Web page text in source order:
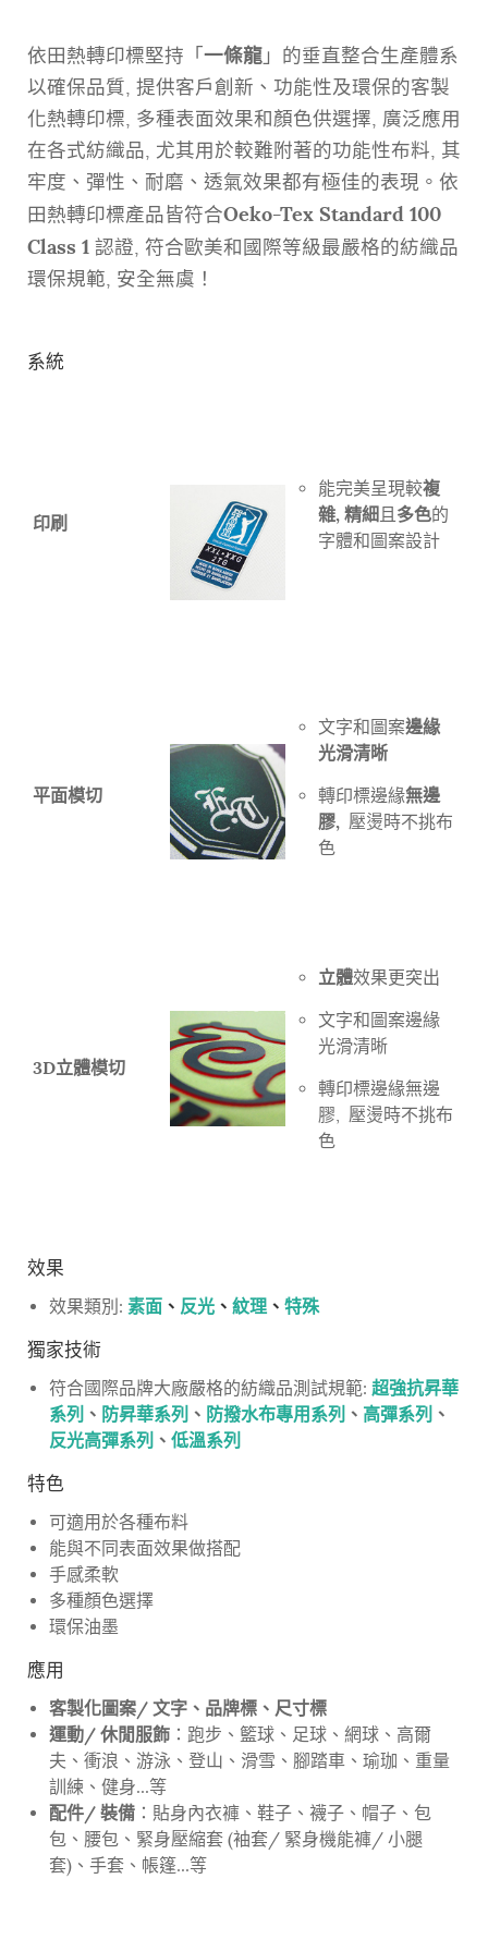
依田熱轉印標堅持「一條龍 」的垂直整合生產體系
以確保品質, 提供客戶創新、功能性及環保的客製
化熱轉印標, 多種表面效果和顏色供選擇, 廣泛應用
在各式紡織品, 尤其用於較難附著的功能性布料, 其
牢度、彈性、耐磨、透氣效果都有極佳的表現。依
田熱轉印標產品皆符合Oeko-Tex Standard 100
Class 1 認證, 符合歐美和國際等級最嚴格的紡織品
環保規範, 安全無虞！
系統
印刷
能完美呈現較複
雜, 精細 且 多色的
字體和圖案設計
平面模切
文字和圖案邊緣
光滑清晰
轉印標邊緣無邊
膠, 壓燙時不挑布
色
3D立體模切
立體效果更突出
文字和圖案邊緣
光滑清晰
轉印標邊緣無邊
膠, 壓燙時不挑布
色
效果
效果類別: 素面 、 反光 、 紋理 、 特殊
獨家技術
符合國際品牌大廠嚴格的紡織品測試規範: 超強抗昇華
系列 、 防昇華系列 、 防撥水布專用系列 、 高彈系列 、
反光高彈系列 、 低溫系列
特色
可適用於各種布料
能與不同表面效果做搭配
手感柔軟
多種顏色選擇
環保油墨
應用
客製化圖案/ 文字、品牌標、尺寸標
運動/ 休閒服飾 ：跑步、籃球、足球、網球、高爾
夫、衝浪、游泳、登山、滑雪、腳踏車、瑜珈、重量
訓練、健身...等
配件/ 裝備 ：貼身內衣褲、鞋子、襪子、帽子、包
包、腰包、緊身壓縮套 (袖套/ 緊身機能褲/ 小腿
套)、手套、帳篷...等